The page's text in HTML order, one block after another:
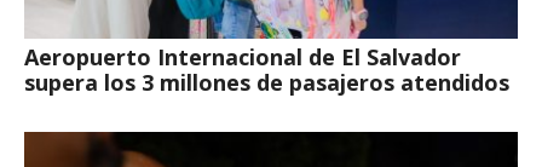
Aeropuerto Internacional de El Salvador
supera los 3 millones de pasajeros atendidos